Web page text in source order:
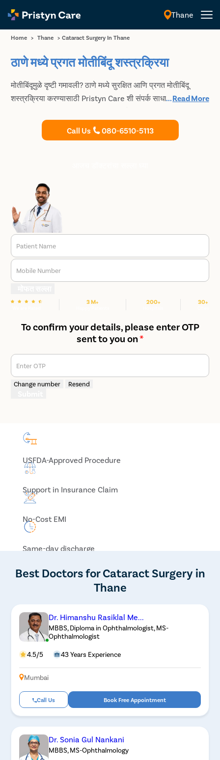
Thane
Home > Thane > Cataract Surgery In Thane
ठाणे मध्ये प्रगत मोतीबिंदू शस्त्रक्रिया
मोतीबिंदूमुळे दृष्टी गमावली? ठाणे मध्ये सुरक्षित आणि प्रगत मोतीबिंदू
शस्त्रक्रिया करण्यासाठी Pristyn Care शी संपर्क साधा. समस्येचे
आक्रमक तंत्रांचा वापर करतो. आमच्या मोतीबिंदूच्या डॉक्टरांशी विनामूल्य
सल्लामसलत बुक करा आणि तुमच्या उपचार पर्यायांबद्दल तपशीलवार चर्चा
...Read More
Call Us 080-6510-5113
Patient Name
Mobile Number
3 M+ 200+ 30+
To confirm your details, please enter OTP
sent to you on*
Enter OTP
Change number Resend
USFDA-Approved Procedure
Support in Insurance Claim
No-Cost EMI
Same-day discharge
Best Doctors for Cataract Surgery in
Thane
Dr. Himanshu Rasiklal Me...
MBBS, Diploma in Ophthalmologist, MS-
Ophthalmologist
4.5/5 43 Years Experience
Mumbai
Call Us Book Free Appointment
Dr. Sonia Gul Nankani
MBBS, MS-Ophthalmology